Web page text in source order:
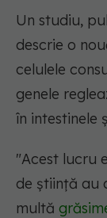
Un studiu,
descrie o
celulele
genele
în intestinele
"Acest lucru
de știință au
multă